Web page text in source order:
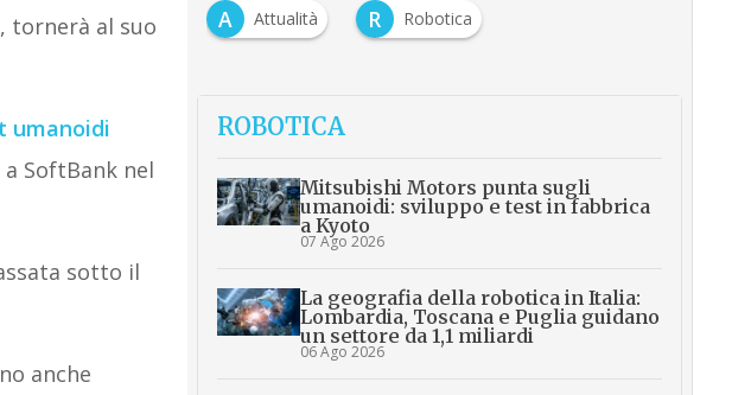
tornerà al suo
umanoidi
SoftBank nel
sotto il
anche
A
Attualità R Robotica
ROBOTICA
Mitsubishi Motors punta sugli
umanoidi: sviluppo e test in fabbrica
a Kyoto
07 Ago 2026
La geografia della robotica in Italia:
Lombardia, Toscana e Puglia guidano
un settore da 1,1 miliardi
06 Ago 2026